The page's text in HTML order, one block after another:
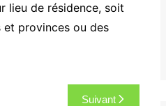
lieu de résidence, soit
et provinces ou des
Suivant